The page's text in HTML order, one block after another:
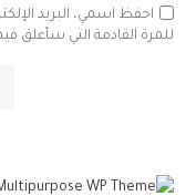
احفظ اسمي، البريد
للمرة القادمة التي سأعلق